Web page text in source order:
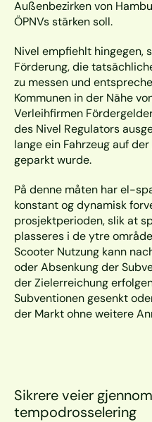
Außenbezirken von
ÖPNVs stärken soll.
Nivel empfiehlt hingegen,
Förderung, die
zu messen und
Kommunen in der Nähe
Verleihfirmen
des Nivel Regulators
lange ein Fahrzeug auf
geparkt wurde.
På denne måten har el-
konstant og dynamisk
prosjektperioden, slik at
plasseres i de ytre
Scooter Nutzung kann
oder Absenkung der
der Zielerreichung
Subventionen gesenkt
der Markt ohne weitere
Sikrere veier
tempodrosselering